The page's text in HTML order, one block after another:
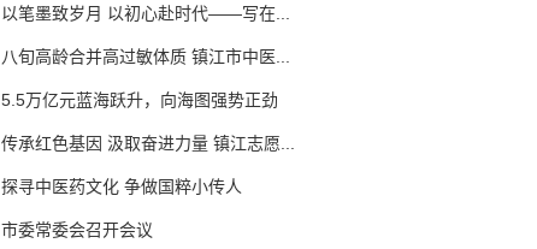
以笔墨致岁月 以初心赴时代——写在...
八旬高龄合并高过敏体质 镇江市中医...
5.5万亿元蓝海跃升，向海图强势正劲
传承红色基因 汲取奋进力量 镇江志愿...
探寻中医药文化 争做国粹小传人
市委常委会召开会议